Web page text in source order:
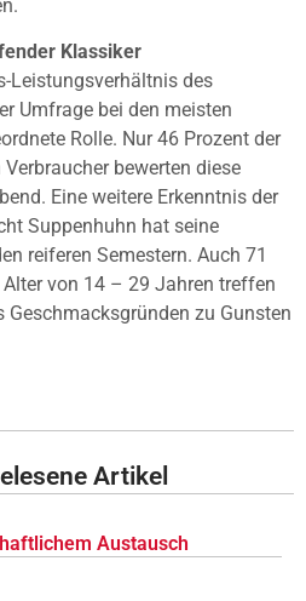
Klassiker
Leistungsverhältnis des
Umfrage bei den meisten
Rolle. Nur 46 Prozent der
bewerten diese
Eine weitere Erkenntnis der
Suppenhuhn hat seine
reiferen Semestern. Auch 71
von 14 – 29 Jahren treffen
zu Gunsten
Artikel
Austausch